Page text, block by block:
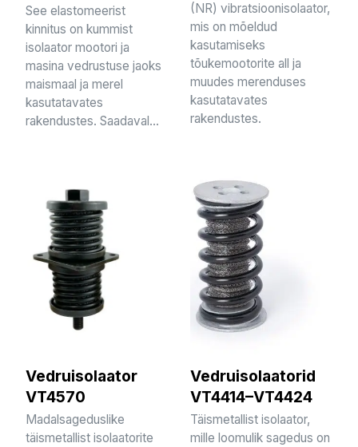
See elastomeerist
kinnitus on kummist
isolaator mootori ja
masina vedrustuse jaoks
maismaal ja merel
kasutatavates
rakendustes. Saadaval...
(NR) vibratsioonisolaator,
mis on mõeldud
kasutamiseks
tõukemootorite all ja
muudes merenduses
kasutatavates
rakendustes.
Vedruisolaator
VT4570
Madalsageduslike
täismetallist isolaatorite
Vedruisolaatorid
VT4414–VT4424
Täismetallist isolaator,
mille loomulik sagedus on